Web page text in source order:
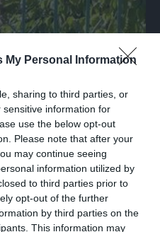
My Personal Information
sharing to third parties, or
information for
use the below opt-out
Please note that after your
may continue seeing
information utilized by
to third parties prior to
opt-out of the further
by third parties on the
This information may
tra applausi e